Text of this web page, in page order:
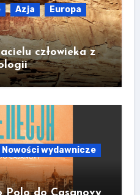
Azja
Europa
człowieka z
Nowości wydawnicze
Polo do Casanovy